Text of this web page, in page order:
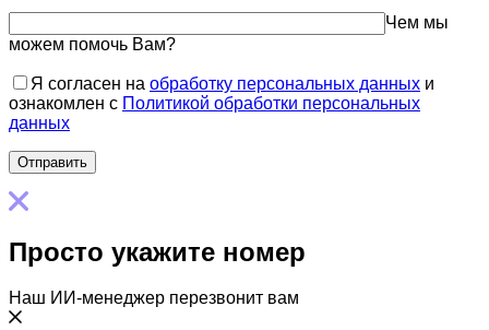
Чем мы
можем помочь Вам?
Я согласен на обработку персональных данных и
ознакомлен с Политикой обработки персональных
данных
Просто укажите номер
Наш ИИ-менеджер перезвонит вам